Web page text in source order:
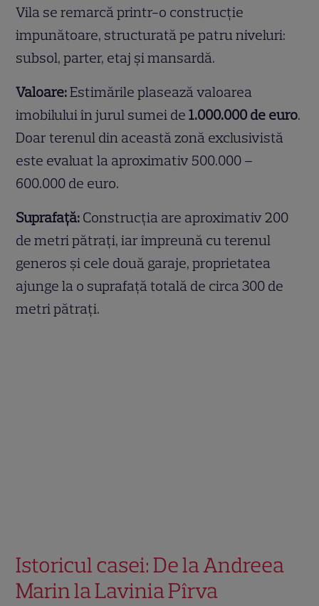
Vila se remarcă printr-o construcție
impunătoare, structurată pe patru niveluri:
subsol, parter, etaj și mansardă.
Valoare:Estimările plasează valoarea
imobilului în jurul sumei de1.000.000 de euro.
Doar terenul din această zonă exclusivistă
este evaluat la aproximativ 500.000 –
600.000 de euro.
Suprafață: Construcția are aproximativ 200
de metri pătrați, iar împreună cu terenul
generos și cele două garaje, proprietatea
ajunge la o suprafață totală de circa 300 de
metri pătrați.
Istoricul casei: De la Andreea
Marin la Lavinia Pîrva